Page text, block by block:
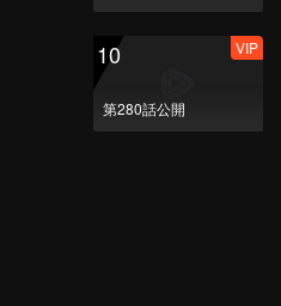
10
第280話公開
VIP